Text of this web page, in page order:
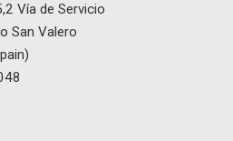
Vía de Servicio
San Valero